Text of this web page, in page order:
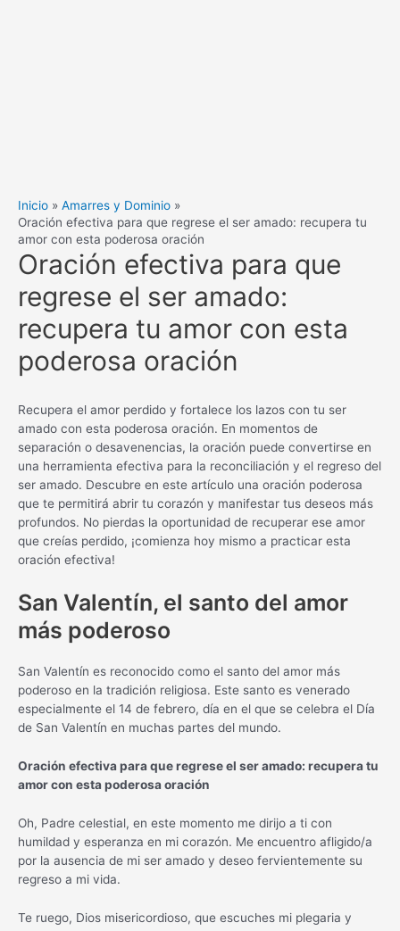
Inicio
Amarres y Dominio
Oración efectiva para que regrese el ser amado: recupera tu
amor con esta poderosa oración
Oración efectiva para que
regrese el ser amado:
recupera tu amor con esta
poderosa oración
Recupera el amor perdido y fortalece los lazos con tu ser
amado con esta poderosa oración. En momentos de
separación o desavenencias, la oración puede convertirse en
una herramienta efectiva para la reconciliación y el regreso del
ser amado. Descubre en este artículo una oración poderosa
que te permitirá abrir tu corazón y manifestar tus deseos más
profundos. No pierdas la oportunidad de recuperar ese amor
que creías perdido, ¡comienza hoy mismo a practicar esta
oración efectiva!
San Valentín, el santo del amor
más poderoso
San Valentín es reconocido como el santo del amor más
poderoso en la tradición religiosa. Este santo es venerado
especialmente el 14 de febrero, día en el que se celebra el Día
de San Valentín en muchas partes del mundo.
Oración efectiva para que regrese el ser amado: recupera tu
amor con esta poderosa oración
Oh, Padre celestial, en este momento me dirijo a ti con
humildad y esperanza en mi corazón. Me encuentro afligido/a
por la ausencia de mi ser amado y deseo fervientemente su
regreso a mi vida.
Te ruego, Dios misericordioso, que escuches mi plegaria y